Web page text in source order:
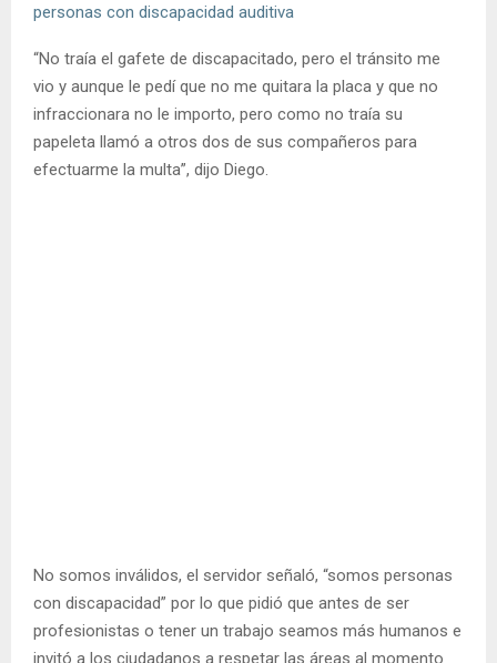
personas con discapacidad auditiva
“No traía el gafete de discapacitado, pero el tránsito me
vio y aunque le pedí que no me quitara la placa y que no
infraccionara no le importo, pero como no traía su
papeleta llamó a otros dos de sus compañeros para
efectuarme la multa”, dijo Diego.
No somos inválidos, el servidor señaló, “somos personas
con discapacidad” por lo que pidió que antes de ser
profesionistas o tener un trabajo seamos más humanos e
invitó a los ciudadanos a respetar las áreas al momento